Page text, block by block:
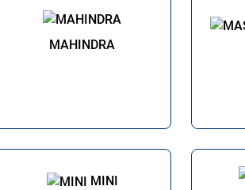
MAHINDRA
MINI